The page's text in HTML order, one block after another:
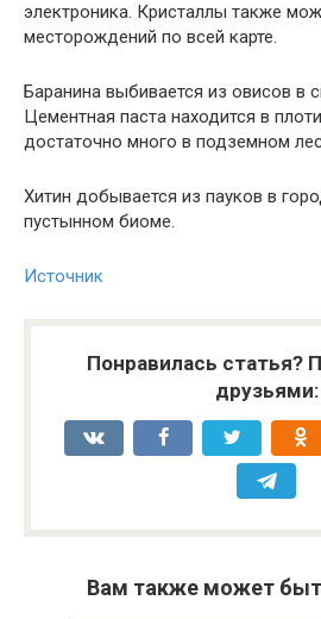
электроника. Кристаллы также
месторождений по всей карте.
Баранина выбивается из овисов в
Цементная паста находится в
достаточно много в подземном
Хитин добывается из пауков в
пустынном биоме.
Источник
Понравилась статья?
друзьями:
Вам также может